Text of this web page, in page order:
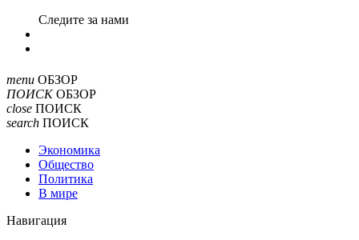
Cледите за нами
menu ОБЗОР
ПОИСК ОБЗОР
close ПОИСК
search ПОИСК
Экономика
Общество
Политика
В мире
Навигация